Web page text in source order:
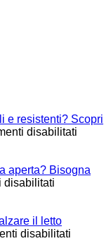
e resistenti? Scopri
disabilitati
aperta? Bisogna
disabilitati
chiude
da
il letto
disabilitati